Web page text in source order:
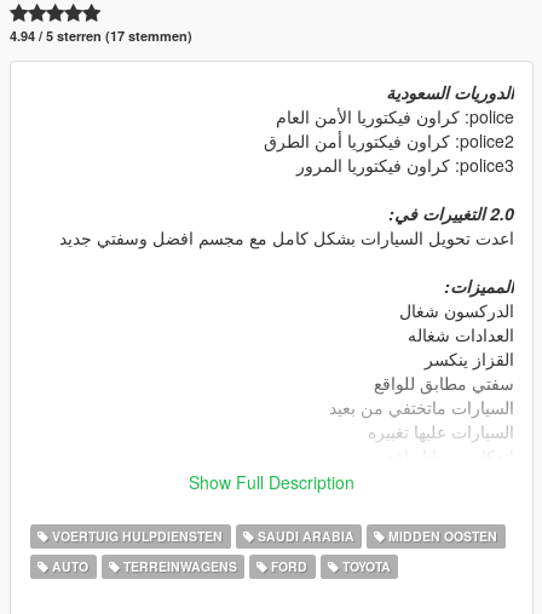
4.94 / 5 sterren (17 stemmen)
الدوريات السعودية
police: كراون فيكتوريا الأمن العام
police2: كراون فيكتوريا أمن الطرق
police3: كراون فيكتوريا ​المرور
2.0 التغييرات في:
اعدت تحويل السيارات بشكل كامل مع مجسم افضل وسفتي جديد
المميزات:
الدركسون شغال
العدادات شغاله
القزاز ينكسر
سفتي مطابق للواقع
السيارات ماتختفي من بعيد
السيارات عليها تغبيره
https://www.lcpdfr.com/downloads/gta5mods/scripts/13865-
emergency-lighting-system/
Show Full Description
VOERTUIG HULPDIENSTEN SAUDI ARABIA
MIDDEN OOSTEN
AUTO
TERREINWAGENS FORD TOYOTA